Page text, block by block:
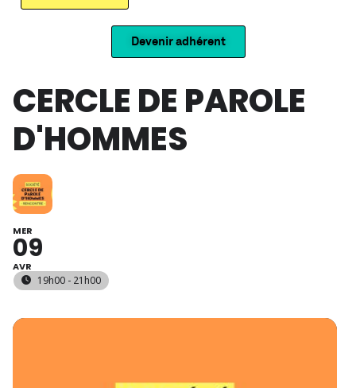
Devenir adhérent
CERCLE DE PAROLE
D'HOMMES
MER
09
AVR
19h00 - 21h00